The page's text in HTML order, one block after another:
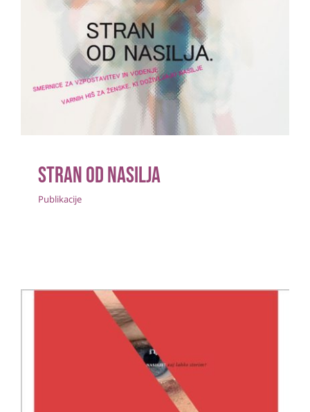
Stran od nasilja
Publikacije
Stran od nasilja
Publikacije
Nasilje! Kaj lahko storim?
Publikacije